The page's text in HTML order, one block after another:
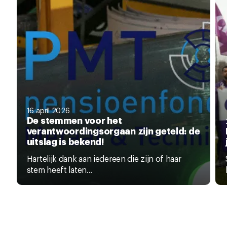
16 april 2026
De stemmen voor het
verantwoordingsorgaan zijn geteld: de
uitslag is bekend!
Hartelijk dank aan iedereen die zijn of haar
stem heeft laten...